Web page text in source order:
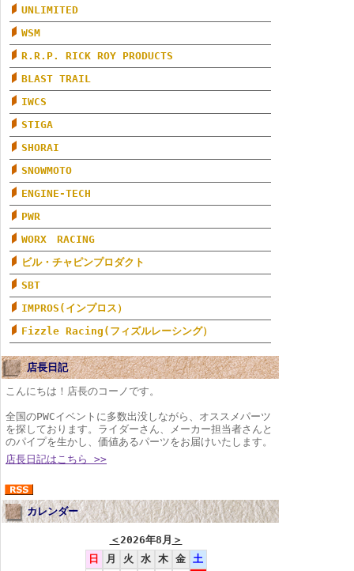
UNLIMITED
WSM
R.R.P. RICK ROY PRODUCTS
BLAST TRAIL
IWCS
STIGA
SHORAI
SNOWMOTO
ENGINE-TECH
PWR
WORX RACING
ビル・チャピンプロダクト
SBT
IMPROS(インプロス）
Fizzle Racing(フィズルレーシング）
店長日記
こんにちは！店長のコーノです。
全国のPWCイベントに多数出没しながら、オススメパーツ
を探しております。ライダーさん、メーカー担当者さんと
のパイプを生かし、価値あるパーツをお届けいたします。
店長日記はこちら >>
カレンダー
＜2026年8月 ＞
日
月 火 水 木 金 土